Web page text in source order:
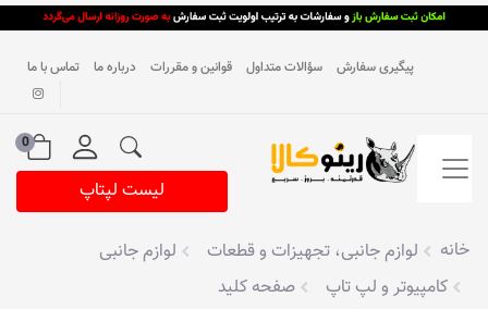
پیگیری سفارش سؤالات متداول قوانین و مقررات درباره ما تماس با ما
0
لیست لپتاپ
خانه لوازم جانبی، تجهیزات و قطعات
لوازم جانبی
کامپیوتر و لپ تاپ
صفحه کلید